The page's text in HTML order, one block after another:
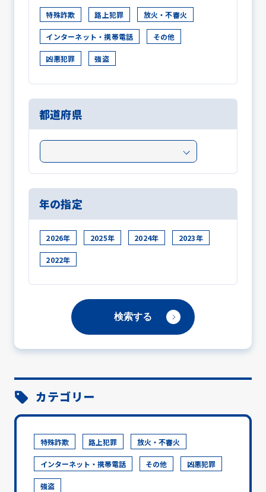
特殊詐欺 路上犯罪 放火・不審火
インターネット・携帯電話 その他
凶悪犯罪 強盗
都道府県
年の指定
2026年 2025年 2024年 2023年
2022年
カテゴリー
特殊詐欺 路上犯罪 放火・不審火
インターネット・携帯電話 その他 凶悪犯罪
強盗